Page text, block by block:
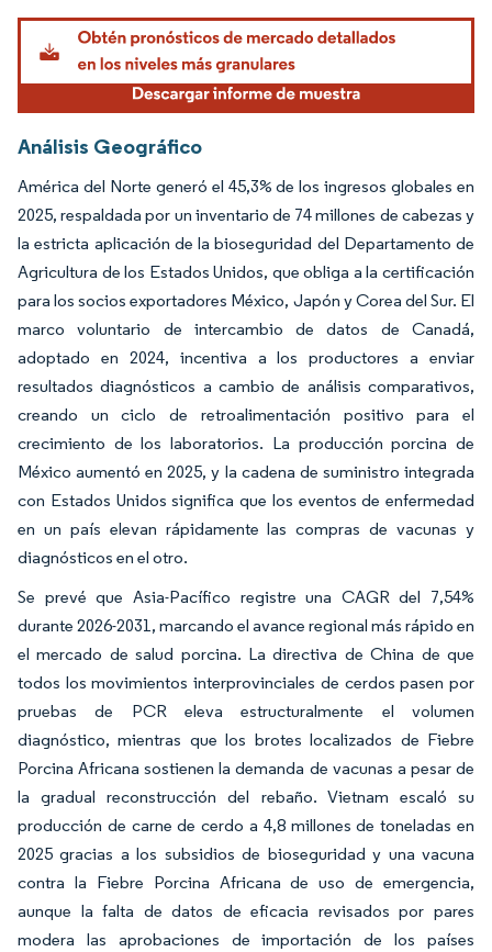
Análisis Geográfico
América del Norte generó el 45,3% de los ingresos globales en
2025, respaldada por un inventario de 74 millones de cabezas y
la estricta aplicación de la bioseguridad del Departamento de
Agricultura de los Estados Unidos, que obliga a la certificación
para los socios exportadores México, Japón y Corea del Sur. El
marco voluntario de intercambio de datos de Canadá,
adoptado en 2024, incentiva a los productores a enviar
resultados diagnósticos a cambio de análisis comparativos,
creando un ciclo de retroalimentación positivo para el
crecimiento de los laboratorios. La producción porcina de
México aumentó en 2025, y la cadena de suministro integrada
con Estados Unidos significa que los eventos de enfermedad
en un país elevan rápidamente las compras de vacunas y
diagnósticos en el otro.
Se prevé que Asia-Pacífico registre una CAGR del 7,54%
durante 2026-2031, marcando el avance regional más rápido en
el mercado de salud porcina. La directiva de China de que
todos los movimientos interprovinciales de cerdos pasen por
pruebas de PCR eleva estructuralmente el volumen
diagnóstico, mientras que los brotes localizados de Fiebre
Porcina Africana sostienen la demanda de vacunas a pesar de
la gradual reconstrucción del rebaño. Vietnam escaló su
producción de carne de cerdo a 4,8 millones de toneladas en
2025 gracias a los subsidios de bioseguridad y una vacuna
contra la Fiebre Porcina Africana de uso de emergencia,
aunque la falta de datos de eficacia revisados por pares
modera las aprobaciones de importación de los países